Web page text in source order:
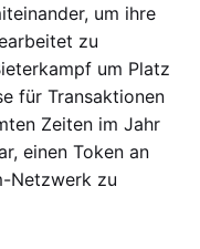
um ihre
zu
um Platz
für Transaktionen
Zeiten im Jahr
einen Token an
Netzwerk zu